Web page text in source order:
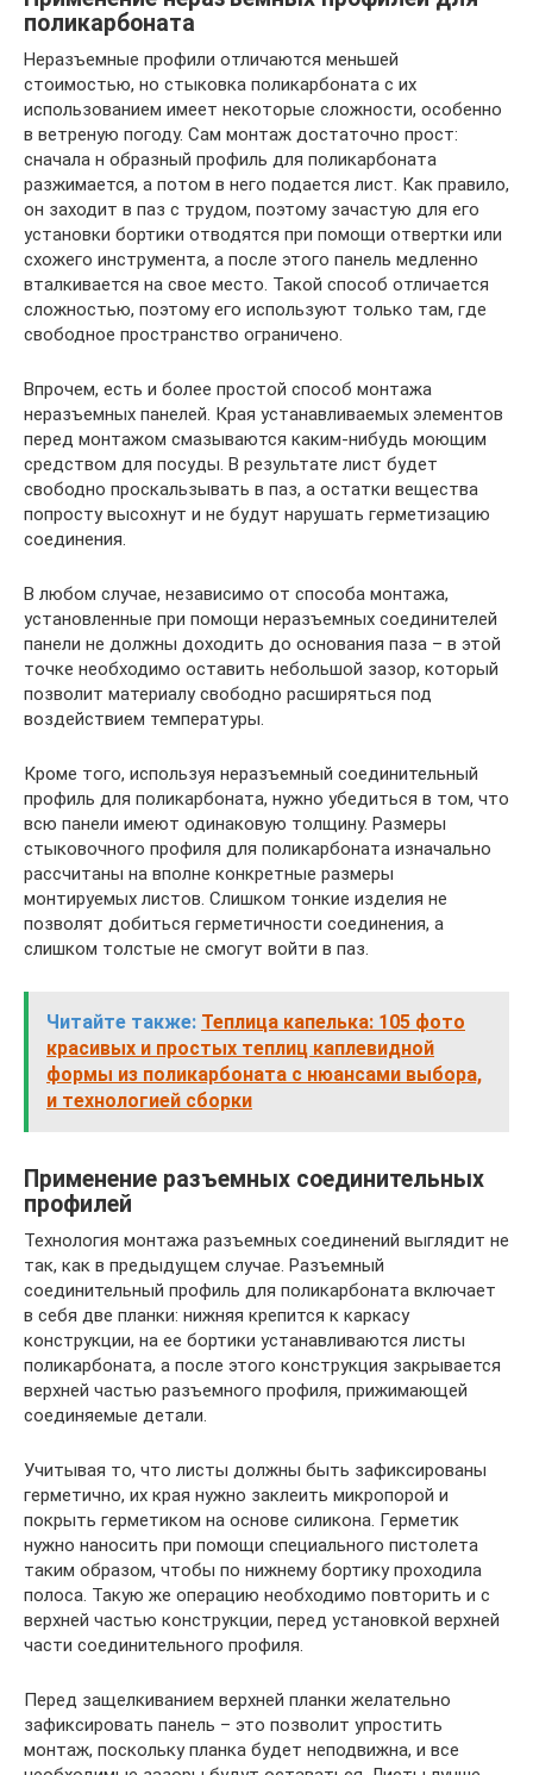
поликарбоната
Неразъемные профили отличаются меньшей
стоимостью, но стыковка поликарбоната с их
использованием имеет некоторые сложности, особенно
в ветреную погоду. Сам монтаж достаточно прост:
сначала н образный профиль для поликарбоната
разжимается, а потом в него подается лист. Как правило,
он заходит в паз с трудом, поэтому зачастую для его
установки бортики отводятся при помощи отвертки или
схожего инструмента, а после этого панель медленно
вталкивается на свое место. Такой способ отличается
сложностью, поэтому его используют только там, где
свободное пространство ограничено.
Впрочем, есть и более простой способ монтажа
неразъемных панелей. Края устанавливаемых элементов
перед монтажом смазываются каким-нибудь моющим
средством для посуды. В результате лист будет
свободно проскальзывать в паз, а остатки вещества
попросту высохнут и не будут нарушать герметизацию
соединения.
В любом случае, независимо от способа монтажа,
установленные при помощи неразъемных соединителей
панели не должны доходить до основания паза – в этой
точке необходимо оставить небольшой зазор, который
позволит материалу свободно расширяться под
воздействием температуры.
Кроме того, используя неразъемный соединительный
профиль для поликарбоната, нужно убедиться в том, что
всю панели имеют одинаковую толщину. Размеры
стыковочного профиля для поликарбоната изначально
рассчитаны на вполне конкретные размеры
монтируемых листов. Слишком тонкие изделия не
позволят добиться герметичности соединения, а
слишком толстые не смогут войти в паз.
Читайте также: Теплица капелька: 105 фото
красивых и простых теплиц каплевидной
формы из поликарбоната с нюансами выбора,
и технологией сборки
Применение разъемных соединительных
профилей
Технология монтажа разъемных соединений выглядит не
так, как в предыдущем случае. Разъемный
соединительный профиль для поликарбоната включает
в себя две планки: нижняя крепится к каркасу
конструкции, на ее бортики устанавливаются листы
поликарбоната, а после этого конструкция закрывается
верхней частью разъемного профиля, прижимающей
соединяемые детали.
Учитывая то, что листы должны быть зафиксированы
герметично, их края нужно заклеить микропорой и
покрыть герметиком на основе силикона. Герметик
нужно наносить при помощи специального пистолета
таким образом, чтобы по нижнему бортику проходила
полоса. Такую же операцию необходимо повторить и с
верхней частью конструкции, перед установкой верхней
части соединительного профиля.
Перед защелкиванием верхней планки желательно
зафиксировать панель – это позволит упростить
монтаж, поскольку планка будет неподвижна, и все